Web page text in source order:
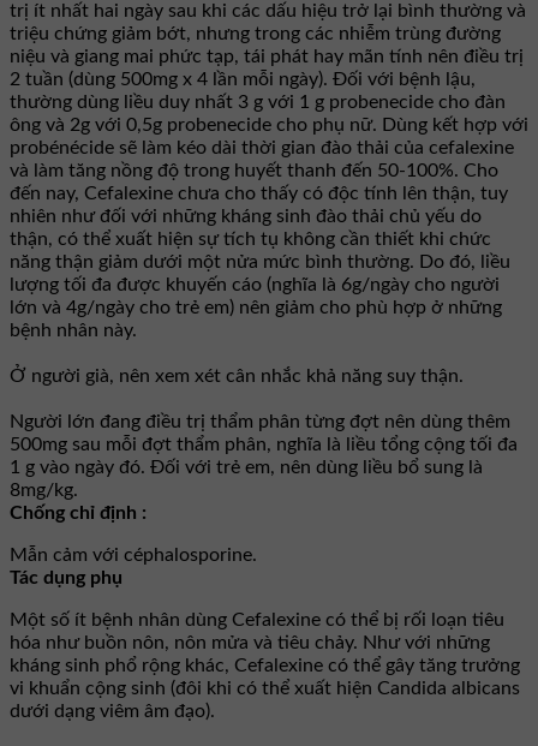
trị ít nhất hai ngày sau khi các dấu hiệu trở lại bình thường và
triệu chứng giảm bớt, nhưng trong các nhiễm trùng đường
niệu và giang mai phức tạp, tái phát hay mãn tính nên điều trị
2 tuần (dùng 500mg x 4 lần mỗi ngày). Ðối với bệnh lậu,
thường dùng liều duy nhất 3 g với 1 g probenecide cho đàn
ông và 2g với 0,5g probenecide cho phụ nữ. Dùng kết hợp với
probénécide sẽ làm kéo dài thời gian đào thải của cefalexine
và làm tăng nồng độ trong huyết thanh đến 50-100%. Cho
đến nay, Cefalexine chưa cho thấy có độc tính lên thận, tuy
nhiên như đối với những kháng sinh đào thải chủ yếu do
thận, có thể xuất hiện sự tích tụ không cần thiết khi chức
năng thận giảm dưới một nửa mức bình thường. Do đó, liều
lượng tối đa được khuyến cáo (nghĩa là 6g/ngày cho người
lớn và 4g/ngày cho trẻ em) nên giảm cho phù hợp ở những
bệnh nhân này.
Ở người già, nên xem xét cân nhắc khả năng suy thận.
Người lớn đang điều trị thẩm phân từng đợt nên dùng thêm
500mg sau mỗi đợt thẩm phân, nghĩa là liều tổng cộng tối đa
1 g vào ngày đó. Ðối với trẻ em, nên dùng liều bổ sung là
8mg/kg.
Chống chỉ định :
Mẫn cảm với céphalosporine.
Tác dụng phụ
Một số ít bệnh nhân dùng Cefalexine có thể bị rối loạn tiêu
hóa như buồn nôn, nôn mửa và tiêu chảy. Như với những
kháng sinh phổ rộng khác, Cefalexine có thể gây tăng trưởng
vi khuẩn cộng sinh (đôi khi có thể xuất hiện Candida albicans
dưới dạng viêm âm đạo).